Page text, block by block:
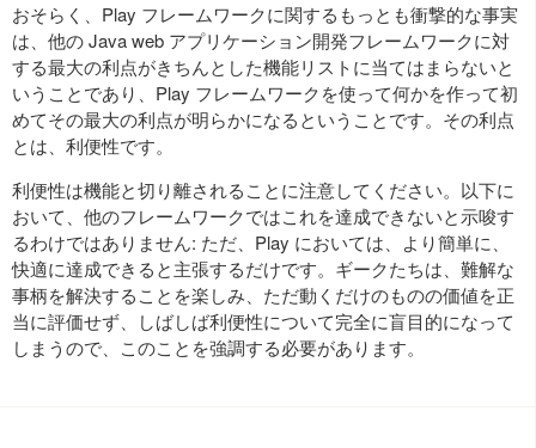
おそらく、Play フレームワークに関するもっとも衝撃的な事実
は、他の Java web アプリケーション開発フレームワークに対
する最大の利点がきちんとした機能リストに当てはまらないと
いうことであり、Play フレームワークを使って何かを作って初
めてその最大の利点が明らかになるということです。その利点
とは、利便性です。
利便性は機能と切り離されることに注意してください。以下に
おいて、他のフレームワークではこれを達成できないと示唆す
るわけではありません: ただ、Play においては、より簡単に、
快適に達成できると主張するだけです。ギークたちは、難解な
事柄を解決することを楽しみ、ただ動くだけのものの価値を正
当に評価せず、しばしば利便性について完全に盲目的になって
しまうので、このことを強調する必要があります。